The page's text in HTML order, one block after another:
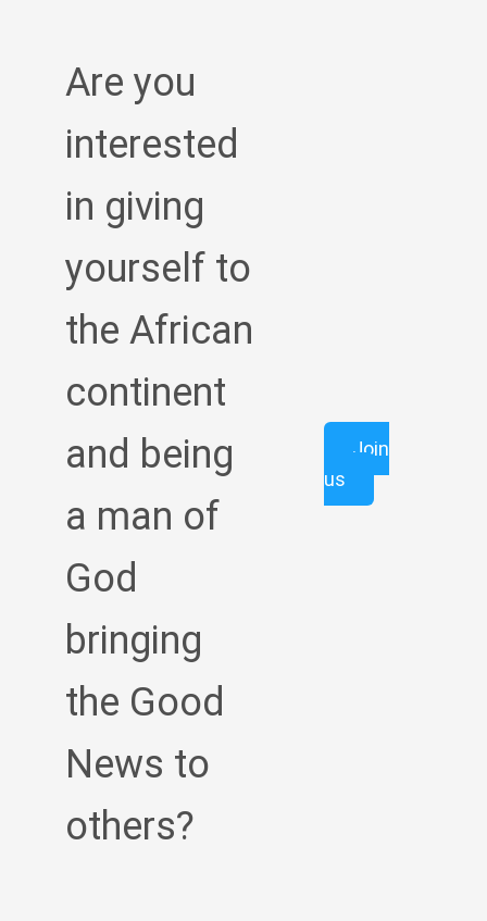
Are you
interested
in giving
yourself to
the African
continent
and being
a man of
God
bringing
the Good
News to
others?
Join
us